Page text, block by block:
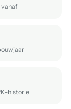
historie